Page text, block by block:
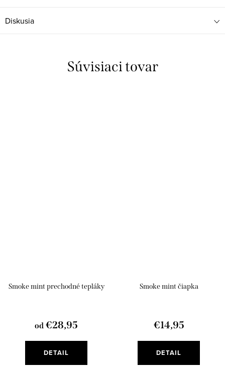
Diskusia
Súvisiaci tovar
Smoke mint prechodné tepláky
od €28,95
DETAIL
Smoke mint čiapka
€14,95
DETAIL